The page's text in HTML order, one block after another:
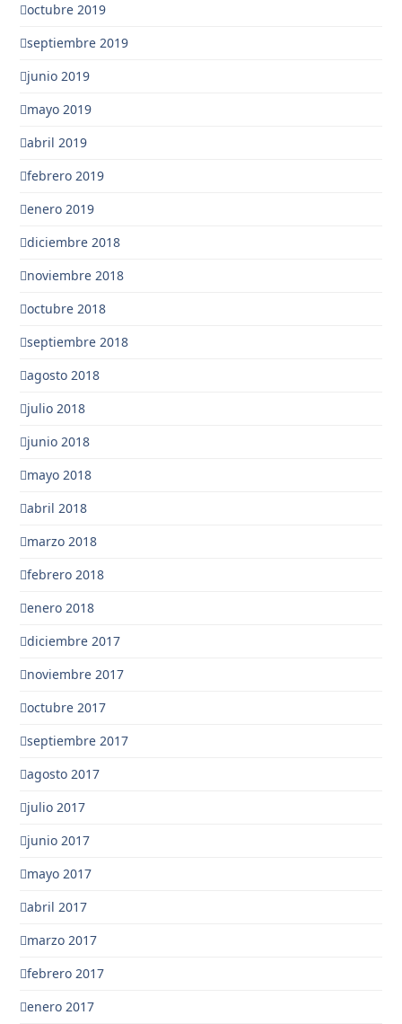
octubre 2019
septiembre 2019
junio 2019
mayo 2019
abril 2019
febrero 2019
enero 2019
diciembre 2018
noviembre 2018
octubre 2018
septiembre 2018
agosto 2018
julio 2018
junio 2018
mayo 2018
abril 2018
marzo 2018
febrero 2018
enero 2018
diciembre 2017
noviembre 2017
octubre 2017
septiembre 2017
agosto 2017
julio 2017
junio 2017
mayo 2017
abril 2017
marzo 2017
febrero 2017
enero 2017